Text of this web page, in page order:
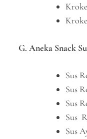
G. Aneka Snack
Sus
Sus
Sus
Sus
Sus